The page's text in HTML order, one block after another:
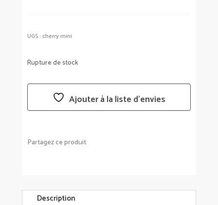
UGS : cherry mini
Rupture de stock
Ajouter à la liste d’envies
Partagez ce produit
Description